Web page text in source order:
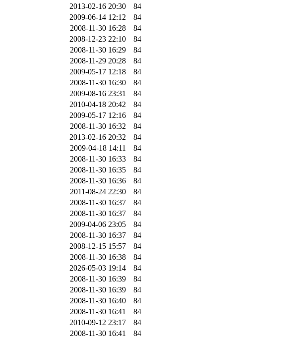
2013-02-16 20:30
84
2009-06-14 12:12
84
2008-11-30 16:28
84
2008-12-23 22:10
84
2008-11-30 16:29
84
2008-11-29 20:28
84
2009-05-17 12:18
84
2008-11-30 16:30
84
2009-08-16 23:31
84
2010-04-18 20:42
84
2009-05-17 12:16
84
2008-11-30 16:32
84
2013-02-16 20:32
84
2009-04-18 14:11
84
2008-11-30 16:33
84
2008-11-30 16:35
84
2008-11-30 16:36
84
2011-08-24 22:30
84
2008-11-30 16:37
84
2008-11-30 16:37
84
2009-04-06 23:05
84
2008-11-30 16:37
84
2008-12-15 15:57
84
2008-11-30 16:38
84
2026-05-03 19:14
84
2008-11-30 16:39
84
2008-11-30 16:39
84
2008-11-30 16:40
84
2008-11-30 16:41
84
2010-09-12 23:17
84
2008-11-30 16:41
84